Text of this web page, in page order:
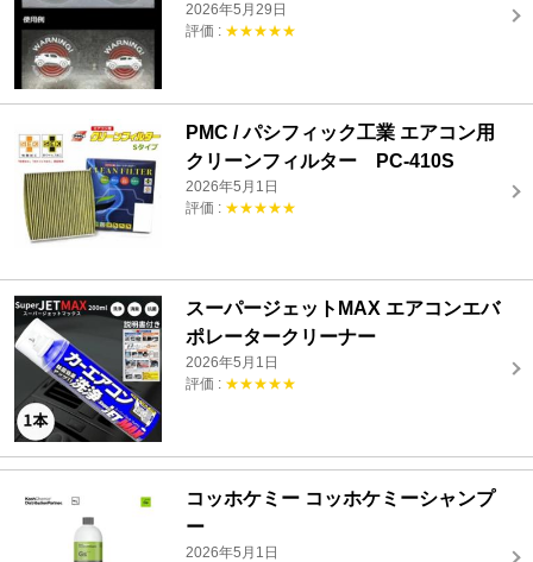
2026年5月29日
評価 : ★★★★★
PMC / パシフィック工業 エアコン用
クリーンフィルター PC-410S
2026年5月1日
評価 : ★★★★★
スーパージェットMAX エアコンエバ
ポレータークリーナー
2026年5月1日
評価 : ★★★★★
コッホケミー コッホケミーシャンプ
ー
2026年5月1日